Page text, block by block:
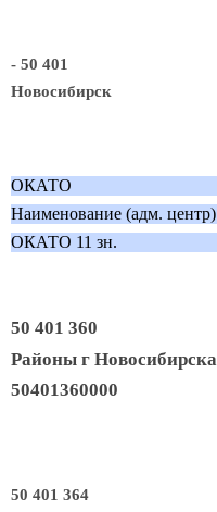
- 50 401
Новосибирск
ОКАТО
Наименование (адм. центр)
ОКАТО 11 зн.
50 401 360
Районы г Новосибирска
50401360000
50 401 364